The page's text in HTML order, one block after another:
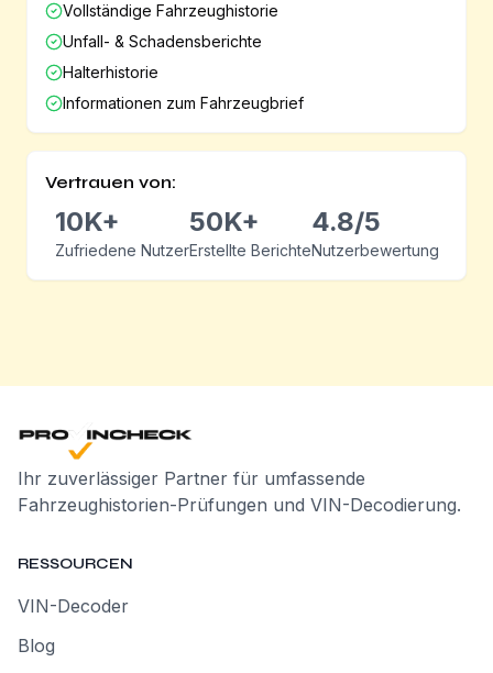
Vollständige Fahrzeughistorie
Unfall- & Schadensberichte
Halterhistorie
Informationen zum Fahrzeugbrief
Vertrauen von:
10K+
Zufriedene Nutzer
50K+
Erstellte Berichte
4.8/5
Nutzerbewertung
Ihr zuverlässiger Partner für umfassende
Fahrzeughistorien-Prüfungen und VIN-Decodierung.
RESSOURCEN
VIN-Decoder
Blog